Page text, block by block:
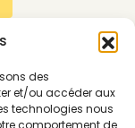
des
et/ou accéder aux
technologies nous
comportement de